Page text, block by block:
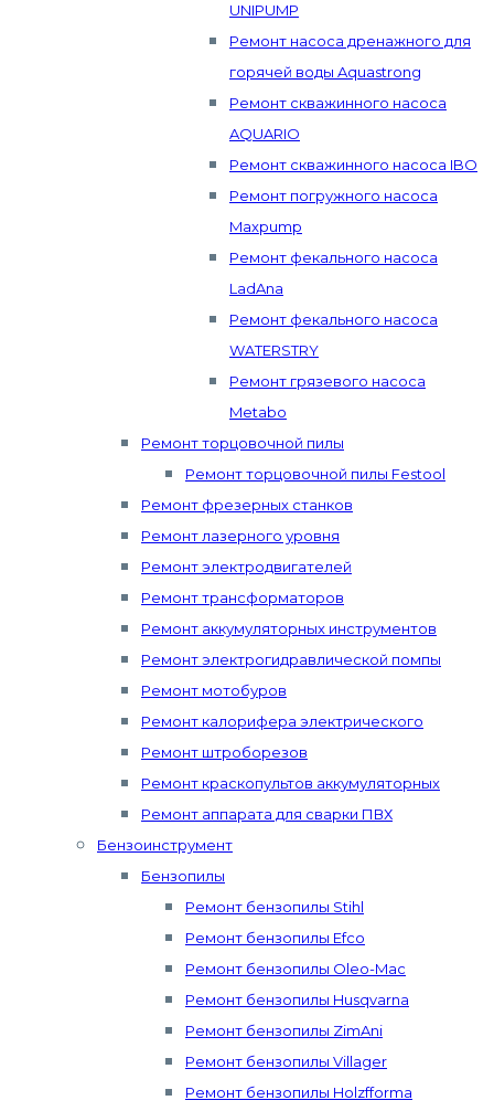
UNIPUMP
Ремонт насоса дренажного для
горячей воды Aquastrong
Ремонт скважинного насоса
AQUARIO
Ремонт скважинного насоса IBO
Ремонт погружного насоса
Maxpump
Ремонт фекального насоса
LadAna
Ремонт фекального насоса
WATERSTRY
Ремонт грязевого насоса
Metabo
Ремонт торцовочной пилы
Ремонт торцовочной пилы Festool
Ремонт фрезерных станков
Ремонт лазерного уровня
Ремонт электродвигателей
Ремонт трансформаторов
Ремонт аккумуляторных инструментов
Ремонт электрогидравлической помпы
Ремонт мотобуров
Ремонт калорифера электрического
Ремонт штроборезов
Ремонт краскопультов аккумуляторных
Ремонт аппарата для сварки ПВХ
Бензоинструмент
Бензопилы
Ремонт бензопилы Stihl
Ремонт бензопилы Efco
Ремонт бензопилы Oleo-Mac
Ремонт бензопилы Husqvarna
Ремонт бензопилы ZimAni
Ремонт бензопилы Villager
Ремонт бензопилы Holzfforma